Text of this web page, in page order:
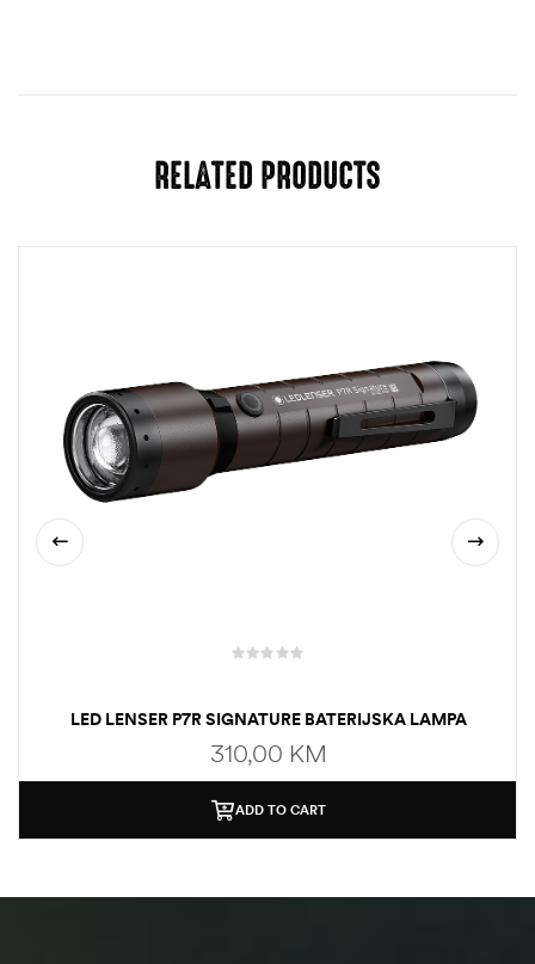
RELATED PRODUCTS
LED LENSER P7R SIGNATURE BATERIJSKA LAMPA
310,00 KM
ADD TO CART